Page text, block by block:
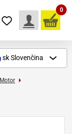
0
skSlovenčina
Motor